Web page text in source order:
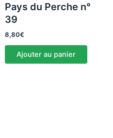
Pays du Perche n°
39
8,80€
Ajouter au panier